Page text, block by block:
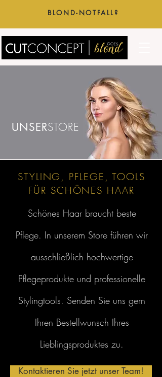
BLOND-NOTFALL?
UNSERSTORE
STYLING, PFLEGE, TOOLS
FÜR SCHÖNES HAAR
Schönes Haar braucht beste
Pflege. In unserem Store führen wir
ausschließlich hochwertige
Pflegeprodukte und professionelle
Stylingtools. Senden Sie uns gern
Ihren Bestellwunsch Ihres
Lieblingsproduktes zu.
Kontaktieren Sie jetzt unser Team!